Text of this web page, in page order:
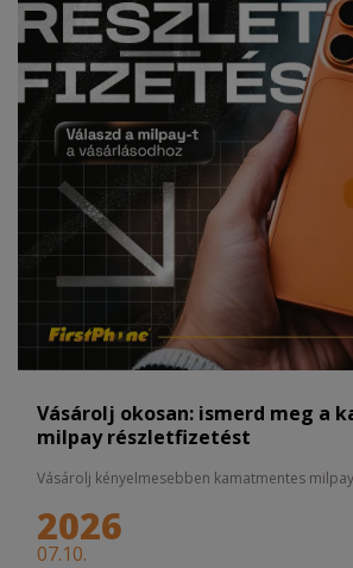
Vásárolj okosan: ismerd meg a
milpay részletfizetést
Vásárolj kényelmesebben kamatmentes
2026
07.10.